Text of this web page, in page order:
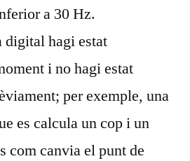
a 30 Hz.
digital hagi estat
i no hagi estat
per exemple, una
es calcula un cop i un
com canvia el punt de